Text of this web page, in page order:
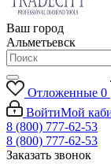
Ваш город
Альметьевск
Отложенные 0
ВойтиМой
8 (800) 777-62-53
8 (800) 777-62-53
Заказать звонок